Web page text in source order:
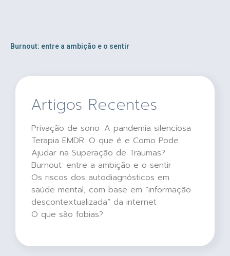
Burnout: entre a ambição e o sentir
Artigos Recentes
Privação de sono: A pandemia silenciosa
Terapia EMDR: O que é e Como Pode
Ajudar na Superação de Traumas?
Burnout: entre a ambição e o sentir
Os riscos dos autodiagnósticos em
saúde mental, com base em “informação
descontextualizada” da internet
O que são fobias?